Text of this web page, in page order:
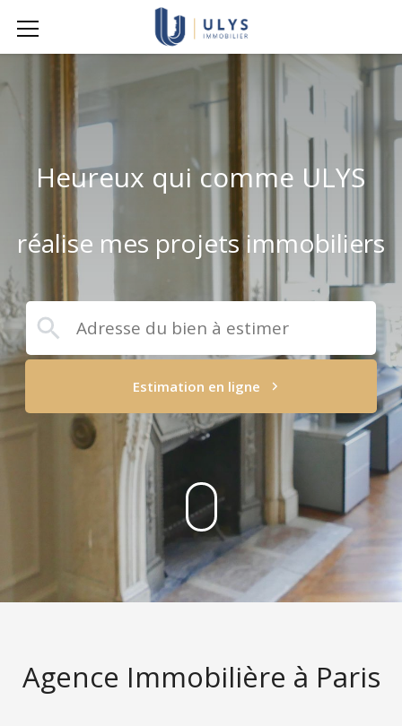
Heureux qui comme ULYS
réalise mes projets immobiliers
Estimation en ligne
Agence Immobilière à Paris